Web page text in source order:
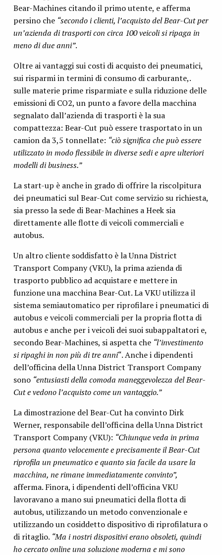
Bear-Machines citando il primo utente, e afferma
persino che “secondo i clienti, l’acquisto del Bear-Cut per
un’azienda di trasporti con circa 100 veicoli si ripaga in
meno di due anni”.
Oltre ai vantaggi sui costi di acquisto dei pneumatici,
sui risparmi in termini di consumo di carburante,.
sulle materie prime risparmiate e sulla riduzione delle
emissioni di CO2, un punto a favore della macchina
segnalato dall’azienda di trasporti è la sua
compattezza: Bear-Cut può essere trasportato in un
camion da 3,5 tonnellate: “ciò significa che può essere
utilizzato in modo flessibile in diverse sedi e apre ulteriori
modelli di business.”
La start-up è anche in grado di offrire la riscolpitura
dei pneumatici sul Bear-Cut come servizio su richiesta,
sia presso la sede di Bear-Machines a Heek sia
direttamente alle flotte di veicoli commerciali e
autobus.
Un altro cliente soddisfatto è la Unna District
Transport Company (VKU), la prima azienda di
trasporto pubblico ad acquistare e mettere in
funzione una macchina Bear-Cut. La VKU utilizza il
sistema semiautomatico per riprofilare i pneumatici di
autobus e veicoli commerciali per la propria flotta di
autobus e anche per i veicoli dei suoi subappaltatori e,
secondo Bear-Machines, si aspetta che “l’investimento
si ripaghi in non più di tre anni“. Anche i dipendenti
dell’officina della Unna District Transport Company
sono “entusiasti della comoda maneggevolezza del Bear-
Cut e vedono l’acquisto come un vantaggio.”
La dimostrazione del Bear-Cut ha convinto Dirk
Werner, responsabile dell’officina della Unna District
Transport Company (VKU): “Chiunque veda in prima
persona quanto velocemente e precisamente il Bear-Cut
riprofila un pneumatico e quanto sia facile da usare la
macchina, ne rimane immediatamente convinto”,
afferma. Finora, i dipendenti dell’officina VKU
lavoravano a mano sui pneumatici della flotta di
autobus, utilizzando un metodo convenzionale e
utilizzando un cosiddetto dispositivo di riprofilatura o
di ritaglio. “Ma i nostri dispositivi erano obsoleti, quindi
ho cercato online una soluzione moderna e mi sono